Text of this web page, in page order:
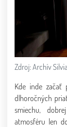
Zdroj: Archív
Kde inde
dlhoročných
smiechu,
atmosféru len